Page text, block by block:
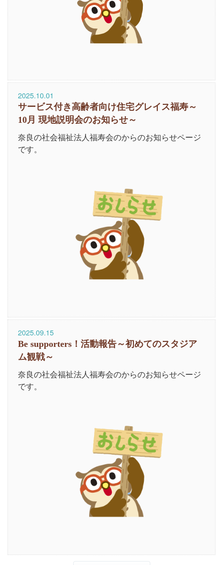
2025.10.01
サービス付き高齢者向け住宅グレイス福寿～
10月 現地説明会のお知らせ～
奈良の社会福祉法人福寿会のからのお知らせページ
です。
2025.09.15
Be supporters！活動報告～初めてのスタジア
ム観戦～
奈良の社会福祉法人福寿会のからのお知らせページ
です。